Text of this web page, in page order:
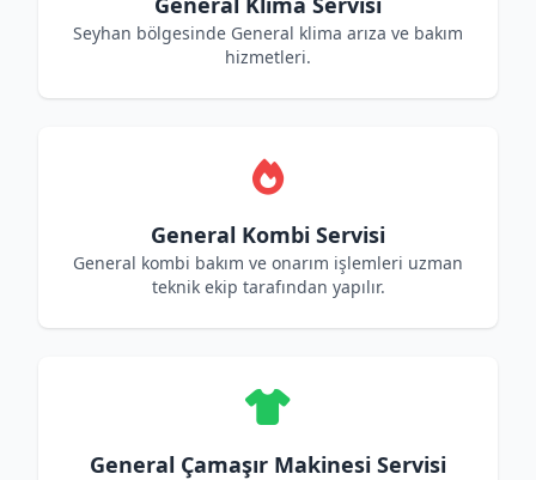
Seyhan bölgesinde General klima arıza ve bakım
hizmetleri.
General Kombi Servisi
General kombi bakım ve onarım işlemleri uzman
teknik ekip tarafından yapılır.
General Çamaşır Makinesi Servisi